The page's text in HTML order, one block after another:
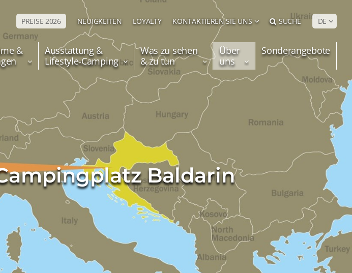
PREISE 2026 NEUIGKEITEN LOYALTY KONTAKTIEREN SIE UNS SUCHE DE
&
Ausstattung &
Lifestyle-Camping
Was zu sehen
& zu tun
Über
uns
Sonderangebote
Baldarin